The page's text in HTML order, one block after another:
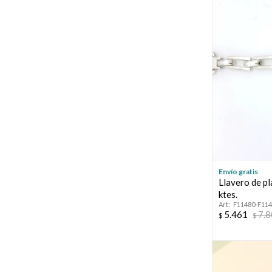
Envío gratis
Llavero de
ktes.
F11480-
$ 5.461 $